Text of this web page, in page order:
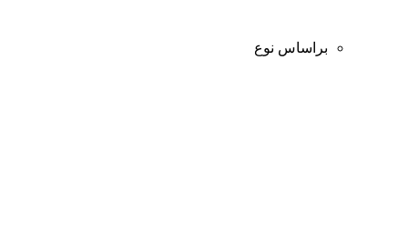
براساس نوع